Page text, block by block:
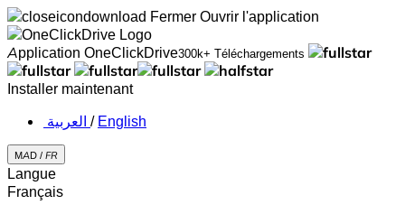
Fermer Ouvrir l'application
Application OneClickDrive300k+ Téléchargements
Installer maintenant
‏العربية ‏ / English
MAD / FR
Langue
Français